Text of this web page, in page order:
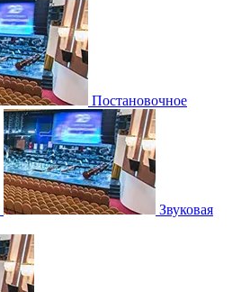
Постановочное
Звуковая